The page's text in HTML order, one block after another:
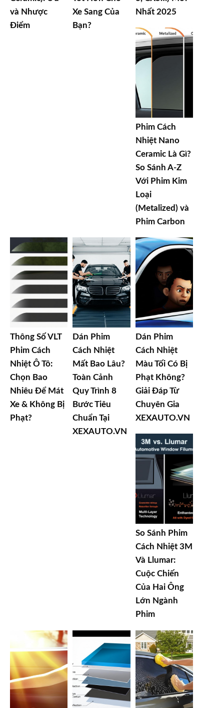
và Nhược
Điểm
Xe Sang Của
Bạn?
Nhất 2025
Phim Cách
Nhiệt Nano
Ceramic Là Gì?
So Sánh A-Z
Với Phim Kim
Loại
(Metalized) và
Phim Carbon
Thông Số VLT
Phim Cách
Nhiệt Ô Tô:
Chọn Bao
Nhiêu Để Mát
Xe & Không Bị
Phạt?
Dán Phim
Cách Nhiệt
Mất Bao Lâu?
Toàn Cảnh
Quy Trình 8
Bước Tiêu
Chuẩn Tại
XEXAUTO.VN
Dán Phim
Cách Nhiệt
Màu Tối Có Bị
Phạt Không?
Giải Đáp Từ
Chuyên Gia
XEXAUTO.VN
So Sánh Phim
Cách Nhiệt 3M
Và Llumar:
Cuộc Chiến
Của Hai Ông
Lớn Ngành
Phim